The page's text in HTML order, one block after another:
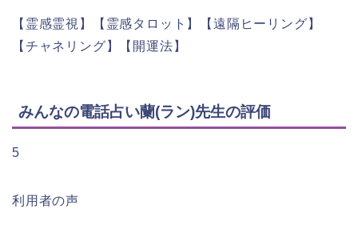
【霊感霊視】【霊感タロット】【遠隔ヒーリング】
【チャネリング】【開運法】
みんなの電話占い蘭(ラン)先生の評価
5
利用者の声